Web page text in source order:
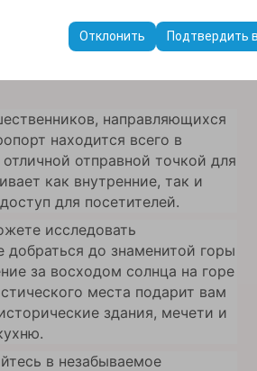
интерфейса, языковых
Отклонить Подтвердить
Адыяман по
направляющихся
находится всего в
отправной точкой для
как внутренние, так и
для посетителей.
исследовать
до знаменитой горы
за восходом солнца на горе
места подарит вам
здания, мечети и
в незабываемое